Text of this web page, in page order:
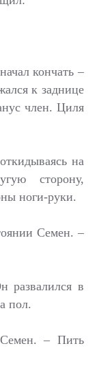
кончать –
к заднице
член. Циля
на
сторону,
ноги-руки.
Семен. –
развалился в
пол.
– Пить